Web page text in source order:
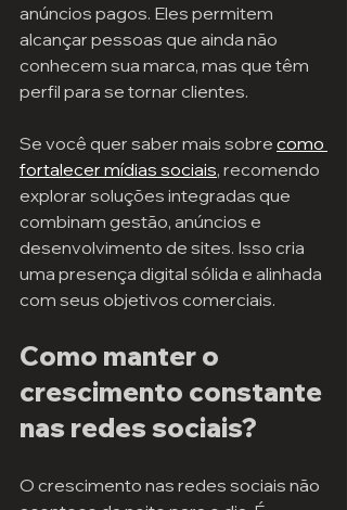
anúncios pagos. Eles permitem
alcançar pessoas que ainda não
conhecem sua marca, mas que têm
perfil para se tornar clientes.
Se você quer saber mais sobre como
fortalecer mídias sociais, recomendo
explorar soluções integradas que
combinam gestão, anúncios e
desenvolvimento de sites. Isso cria
uma presença digital sólida e alinhada
com seus objetivos comerciais.
Como manter o
crescimento constante
nas redes sociais?
O crescimento nas redes sociais não